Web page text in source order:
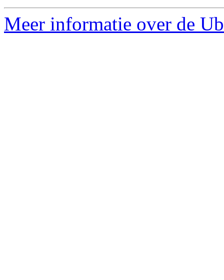
Meer informatie over de